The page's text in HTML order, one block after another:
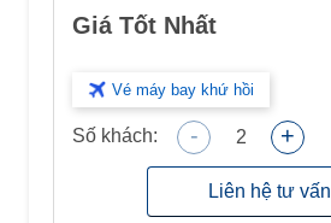
Giá Tốt Nhất
Vé máy bay khứ hồi
Số khách: - 2 +
Liên hệ tư vấn